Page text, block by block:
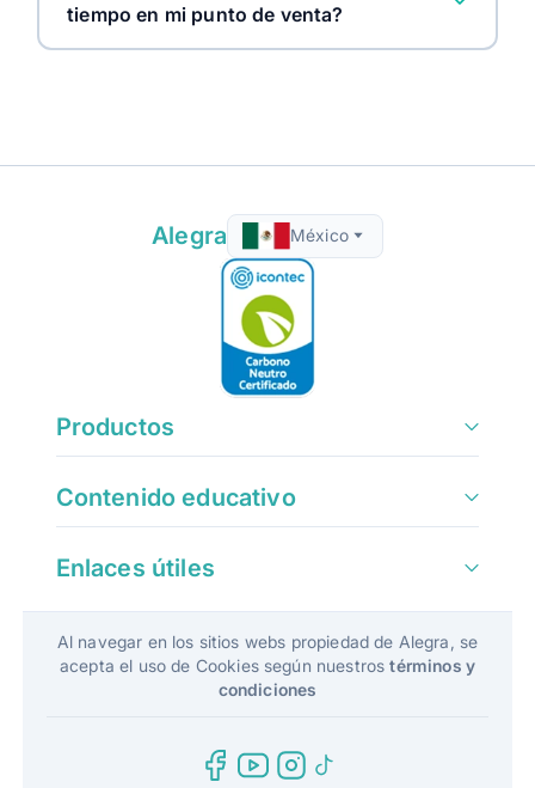
tiempo en mi punto de venta?
Alegra México
Productos
Contenido educativo
Enlaces útiles
Al navegar en los sitios webs propiedad de Alegra, se
acepta el uso de Cookies según nuestrostérminos y
condiciones